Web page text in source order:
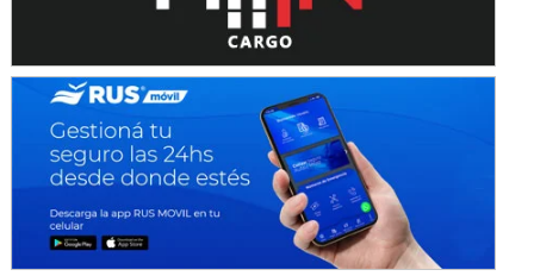
Juan Navarro (Asfalto)